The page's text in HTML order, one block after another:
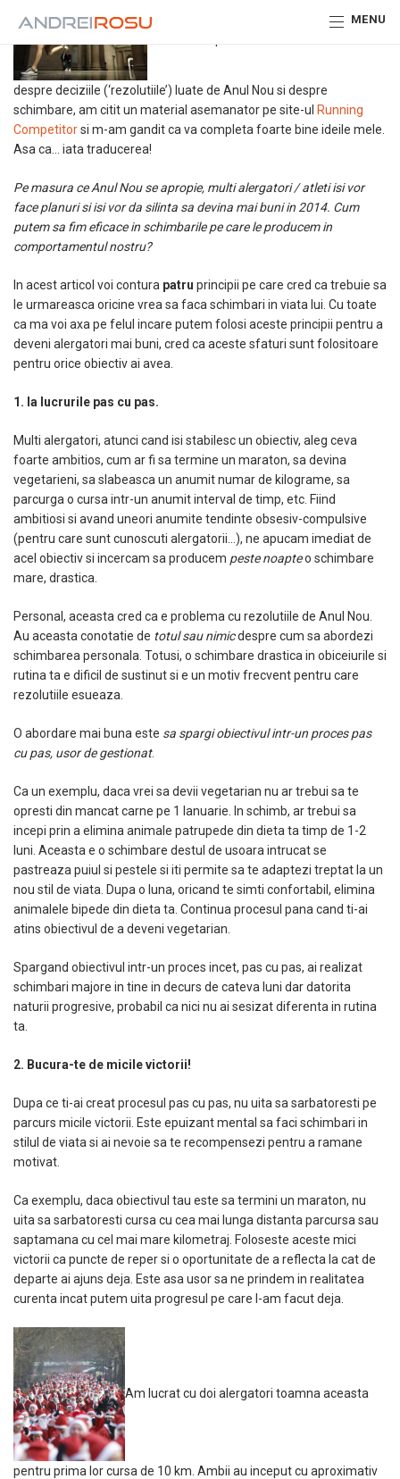
MENU
despre deciziile (‘rezolutiile’) luate de Anul Nou si despre
schimbare, am citit un material asemanator pe site-ul Running
Competitorsi m-am gandit ca va completa foarte bine ideile mele.
Asa ca… iata traducerea!
Pe masura ce Anul Nou se apropie, multi alergatori / atleti isi vor
face planuri si isi vor da silinta sa devina mai buni in 2014. Cum
putem sa fim eficace in schimbarile pe care le producem in
comportamentul nostru?
In acest articol voi contura patru principii pe care cred ca trebuie sa
le urmareasca oricine vrea sa faca schimbari in viata lui. Cu toate
ca ma voi axa pe felul incare putem folosi aceste principii pentru a
deveni alergatori mai buni, cred ca aceste sfaturi sunt folositoare
pentru orice obiectiv ai avea.
1. Ia lucrurile pas cu pas.
Multi alergatori, atunci cand isi stabilesc un obiectiv, aleg ceva
foarte ambitios, cum ar fi sa termine un maraton, sa devina
vegetarieni, sa slabeasca un anumit numar de kilograme, sa
parcurga o cursa intr-un anumit interval de timp, etc. Fiind
ambitiosi si avand uneori anumite tendinte obsesiv-compulsive
(pentru care sunt cunoscuti alergatorii…), ne apucam imediat de
acel obiectiv si incercam sa producem peste noapteo schimbare
mare, drastica.
Personal, aceasta cred ca e problema cu rezolutiile de Anul Nou.
Au aceasta conotatie de totul sau nimicdespre cum sa abordezi
schimbarea personala. Totusi, o schimbare drastica in obiceiurile si
rutina ta e dificil de sustinut si e un motiv frecvent pentru care
rezolutiile esueaza.
O abordare mai buna este sa spargi obiectivul intr-un proces pas
cu pas, usor de gestionat.
Ca un exemplu, daca vrei sa devii vegetarian nu ar trebui sa te
opresti din mancat carne pe 1 Ianuarie. In schimb, ar trebui sa
incepi prin a elimina animale patrupede din dieta ta timp de 1-2
luni. Aceasta e o schimbare destul de usoara intrucat se
pastreaza puiul si pestele si iti permite sa te adaptezi treptat la un
nou stil de viata. Dupa o luna, oricand te simti confortabil, elimina
animalele bipede din dieta ta. Continua procesul pana cand ti-ai
atins obiectivul de a deveni vegetarian.
Spargand obiectivul intr-un proces incet, pas cu pas, ai realizat
schimbari majore in tine in decurs de cateva luni dar datorita
naturii progresive, probabil ca nici nu ai sesizat diferenta in rutina
ta.
2. Bucura-te de micile victorii!
Dupa ce ti-ai creat procesul pas cu pas, nu uita sa sarbatoresti pe
parcurs micile victorii. Este epuizant mental sa faci schimbari in
stilul de viata si ai nevoie sa te recompensezi pentru a ramane
motivat.
Ca exemplu, daca obiectivul tau este sa termini un maraton, nu
uita sa sarbatoresti cursa cu cea mai lunga distanta parcursa sau
saptamana cu cel mai mare kilometraj. Foloseste aceste mici
victorii ca puncte de reper si o oportunitate de a reflecta la cat de
departe ai ajuns deja. Este asa usor sa ne prindem in realitatea
curenta incat putem uita progresul pe care l-am facut deja.
Am lucrat cu doi alergatori toamna aceasta
pentru prima lor cursa de 10 km. Ambii au inceput cu aproximativ